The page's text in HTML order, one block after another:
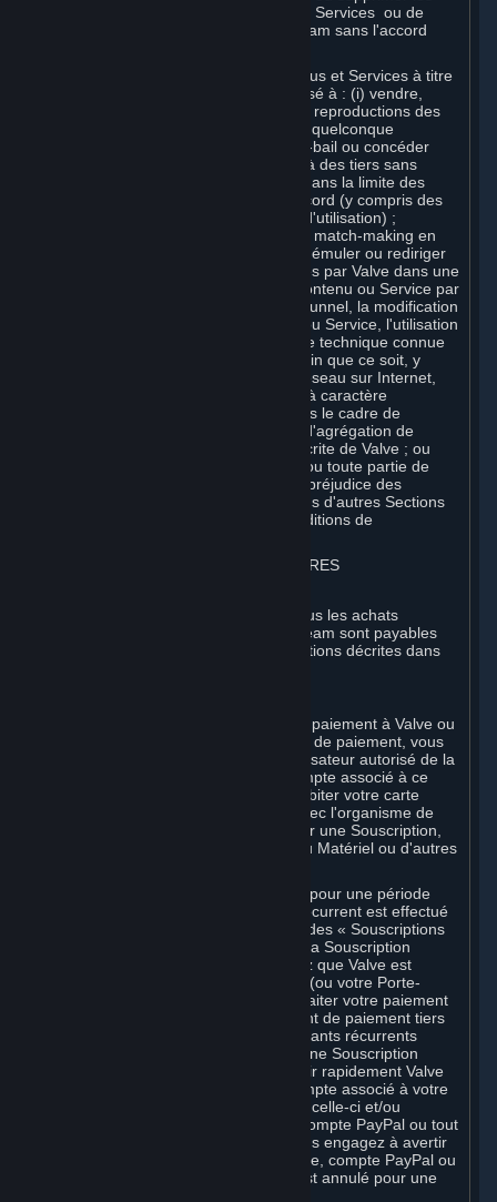
mentions de propriété des Contenus et Services ou de
logiciels accessibles par le biais de Steam sans l'accord
Vous êtes autorisé à utiliser les Contenus et Services à titre
personnel, mais vous n'êtes pas autorisé à : (i) vendre,
accorder un privilège ou transférer des reproductions des
Contenus et Services à des tiers d'une quelconque
manière, ni à louer, donner en location-bail ou concéder
sous licence les Contenus et Services à des tiers sans
l'accord préalable écrit de Valve, sauf dans la limite des
autorisations expresses du présent Accord (y compris des
Conditions de Souscription ou Règles d'utilisation) ;
(ii) héberger ou fournir des services de match-making en
ligne pour les Contenus et Services ou émuler ou rediriger
les protocoles de communication utilisés par Valve dans une
fonction de réseau quelconque d'un Contenu ou Service par
l'émulation du protocole, la mise sous tunnel, la modification
ou l'ajout de composants au Contenu ou Service, l'utilisation
d'un programme utilitaire ou toute autre technique connue
ou développée par la suite, à quelque fin que ce soit, y
compris notamment pour les jeux en réseau sur Internet,
les jeux en réseau à l'aide de réseaux à caractère
commercial ou non commercial ou dans le cadre de
réseaux, de sites Web ou de services d'agrégation de
contenu, sans autorisation préalable écrite de Valve ; ou
(iii) exploiter les Contenus et Services ou toute partie de
ceux-ci à des fins commerciales, sans préjudice des
autorisations expresses contenues dans d'autres Sections
du présent Accord (y compris des Conditions de
3. FACTURATION, PAIEMENT ET AUTRES
Tous les frais engagés sur Steam et tous les achats
effectués à l'aide du porte-monnaie Steam sont payables
d'avance et finaux, sauf dans les conditions décrites dans
En communiquant des informations de paiement à Valve ou
à l'un de ses organismes de traitement de paiement, vous
garantissez à Valve que vous êtes l'utilisateur autorisé de la
carte, du code PIN, de la clé ou du compte associé à ce
paiement, et vous autorisez Valve à débiter votre carte
bancaire ou à traiter votre paiement avec l'organisme de
traitement de paiement tiers choisi pour une Souscription,
des fonds du Porte-monnaie Steam, du Matériel ou d'autres
En cas de Souscriptions commandées pour une période
donnée pour lesquelles un paiement récurrent est effectué
en échange d'une utilisation continue (des « Souscriptions
récurrentes »), en continuant d'utiliser la Souscription
récurrente, vous acceptez et réaffirmez que Valve est
autorisé à débiter votre carte bancaire (ou votre Porte-
monnaie Steam, s'il est crédité) ou à traiter votre paiement
avec tout autre organisme de traitement de paiement tiers
applicable, pour le règlement des montants récurrents
applicables. Si vous avez commandé une Souscription
récurrente, vous vous engagez à avertir rapidement Valve
de tout changement de numéro de compte associé à votre
carte bancaire, de date d'expiration de celle-ci et/ou
d'adresse de facturation, ou de votre compte PayPal ou tout
autre compte de paiement, et vous vous engagez à avertir
rapidement Valve si votre carte bancaire, compte PayPal ou
autre compte de paiement expire ou est annulé pour une